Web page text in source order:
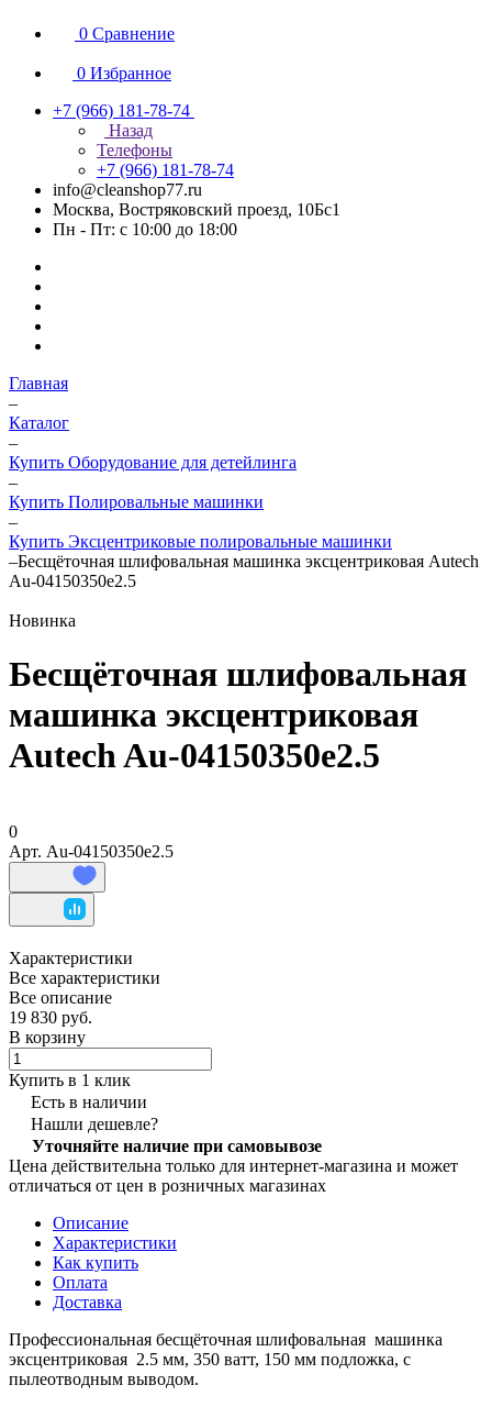
0 Сравнение
0 Избранное
+7 (966) 181-78-74
Назад
Телефоны
+7 (966) 181-78-74
info@cleanshop77.ru
Москва, Востряковский проезд, 10Бс1
Пн - Пт: с 10:00 до 18:00
Главная
–
Каталог
–
Купить Оборудование для детейлинга
–
Купить Полировальные машинки
–
Купить Эксцентриковые полировальные машинки
–Бесщёточная шлифовальная машинка эксцентриковая Autech
Au-04150350e2.5
Новинка
Бесщёточная шлифовальная
машинка эксцентриковая
Autech Au-04150350e2.5
0
Арт. Au-04150350e2.5
Характеристики
Все характеристики
Все описание
19 830 руб.
В корзину
Купить в 1 клик
Есть в наличии
Нашли дешевле?
Уточняйте наличие при самовывозе
Цена действительна только для интернет-магазина и может
отличаться от цен в розничных магазинах
Описание
Характеристики
Как купить
Оплата
Доставка
Профессиональная бесщёточная шлифовальная машинка
эксцентриковая 2.5 мм, 350 ватт, 150 мм подложка, с
пылеотводным выводом.